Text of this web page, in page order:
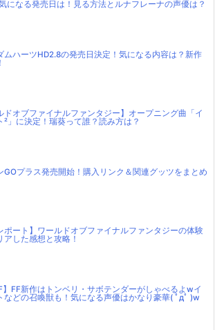
になる発売日は！見る方法とルナフレーナの声優は？
ムハーツHD2.8の発売日決定！気になる内容は？新作
ドオブファイナルファンタジー】オープニング曲「イ
²」に決定！瑞葵って誰？読み方は？
GOプラス発売開始！購入リンク＆関連グッツをまとめ
ポート】ワールドオブファイナルファンタジーの体験
アした感想と攻略！
】FF新作はトンベリ・サボテンダーがしゃべるよwイ
などの召喚獣も！気になる声優はかなり豪華( ﾟдﾟ )w